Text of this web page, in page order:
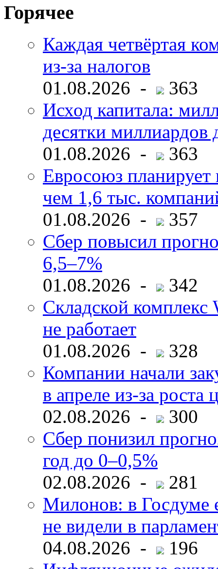
Горячее
Каждая четвёртая
из-за налогов
01.08.2026 -
363
Исход капитала:
десятки миллиардов
01.08.2026 -
363
Евросоюз планирует
чем 1,6 тыс.
01.08.2026 -
357
Сбер повысил
6,5–7%
01.08.2026 -
342
Складской комплекс
не работает
01.08.2026 -
328
Компании начали
в апреле из-за роста
02.08.2026 -
300
Сбер понизил
год до 0–0,5%
02.08.2026 -
281
Милонов: в Госдуме
не видели в
04.08.2026 -
196